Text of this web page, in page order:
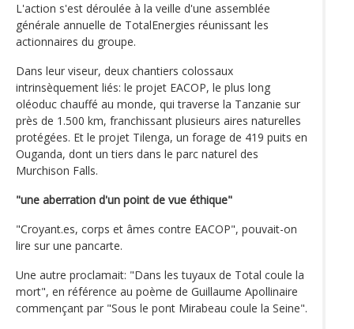
L'action s'est déroulée à la veille d'une assemblée
générale annuelle de TotalEnergies réunissant les
actionnaires du groupe.
Dans leur viseur, deux chantiers colossaux
intrinsèquement liés: le projet EACOP, le plus long
oléoduc chauffé au monde, qui traverse la Tanzanie sur
près de 1.500 km, franchissant plusieurs aires naturelles
protégées. Et le projet Tilenga, un forage de 419 puits en
Ouganda, dont un tiers dans le parc naturel des
Murchison Falls.
"une aberration d'un point de vue éthique"
"Croyant.es, corps et âmes contre EACOP", pouvait-on
lire sur une pancarte.
Une autre proclamait: "Dans les tuyaux de Total coule la
mort", en référence au poème de Guillaume Apollinaire
commençant par "Sous le pont Mirabeau coule la Seine".